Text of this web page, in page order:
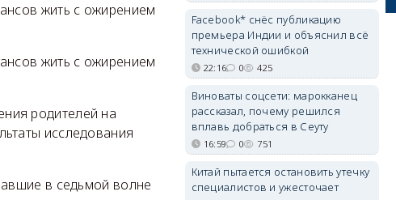
жить с ожирением
жить с ожирением
родителей на
исследования
в седьмой волне
Facebook* снёс публикацию
премьера Индии и объяснил всё
технической ошибкой
22:16 0 425
Виноваты соцсети: марокканец
рассказал, почему решился
вплавь добраться в Сеуту
16:59 0 751
Китай пытается остановить утечку
специалистов и ужесточает